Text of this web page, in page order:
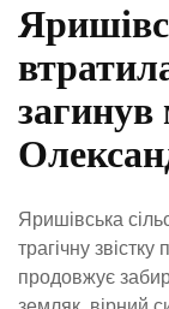
Яришівська
трагічну
продовжує